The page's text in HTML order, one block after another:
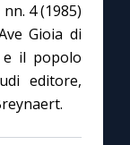
4 (1985)
Gioia di
il popolo
editore,